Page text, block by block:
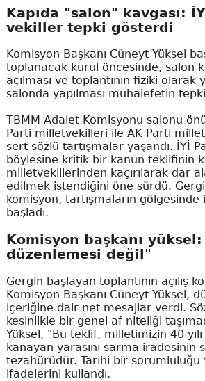
Kapıda "salon" kavgası:
vekiller tepki gösterdi
Komisyon Başkanı Cüneyt Yüksel
toplanacak kurul öncesinde, salon
açılması ve toplantının fiziki
salonda yapılması muhalefetin
TBMM Adalet Komisyonu salonu
Parti milletvekilleri ile AK Parti
sert sözlü tartışmalar yaşandı. İYİ
böylesine kritik bir kanun teklifinin
milletvekillerinden kaçırılarak dar
edilmek istendiğini öne sürdü.
komisyon, tartışmaların
başladı.
Komisyon başkanı
düzenlemesi değil"
Gergin başlayan toplantının açılış
Komisyon Başkanı Cüneyt Yüksel,
içeriğine dair net mesajlar verdi.
kesinlikle bir genel af niteliği
Yüksel, "Bu teklif, milletimizin 40 yılı
kanayan yarasını sarma iradesinin
tezahürüdür. Tarihi bir
ifadelerini kullandı.